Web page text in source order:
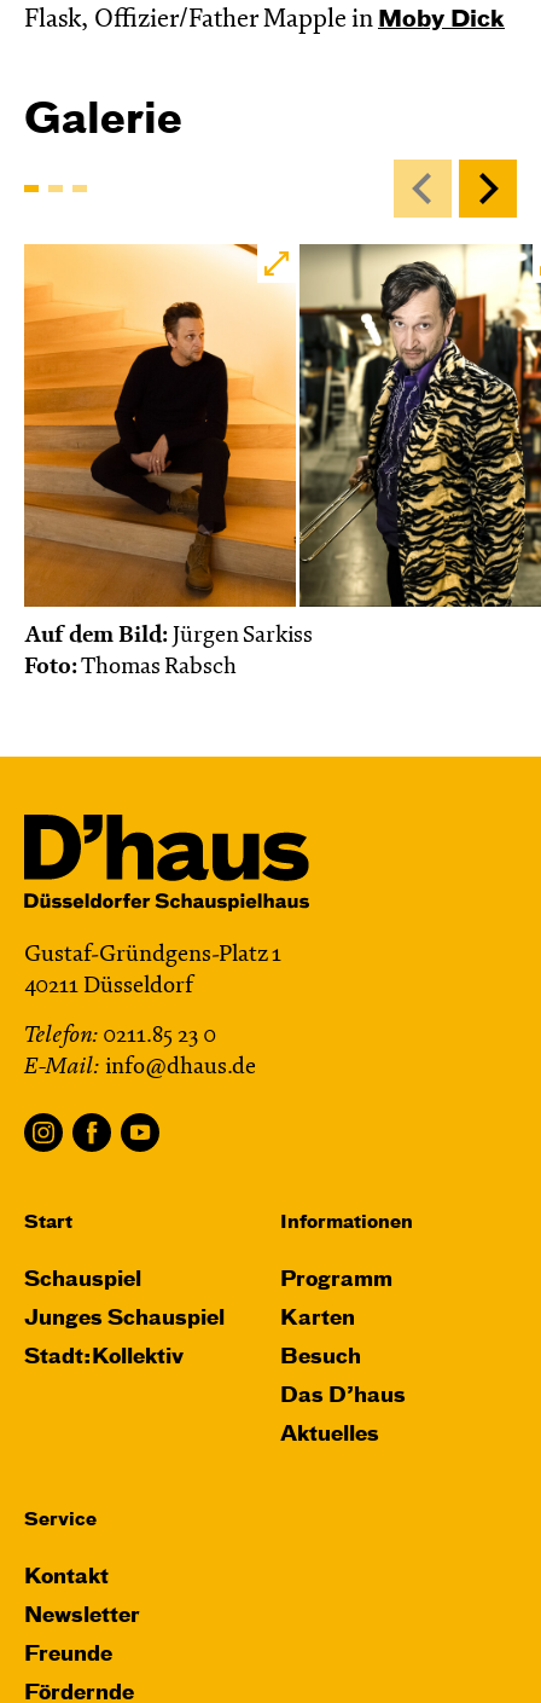
Flask, Offizier/Father Mapple in Moby Dick
Galerie
Auf dem Bild: Jürgen Sarkiss
Foto:Thomas Rabsch
Gustaf-Gründgens-Platz 1
40211 Düsseldorf
Telefon: 0211.85 23 0
E-Mail: info@dhaus.de
Start
Schauspiel
Junges Schauspiel
Stadt:Kollektiv
Informationen
Programm
Karten
Besuch
Das D’haus
Aktuelles
Service
Kontakt
Newsletter
Freunde
Fördernde